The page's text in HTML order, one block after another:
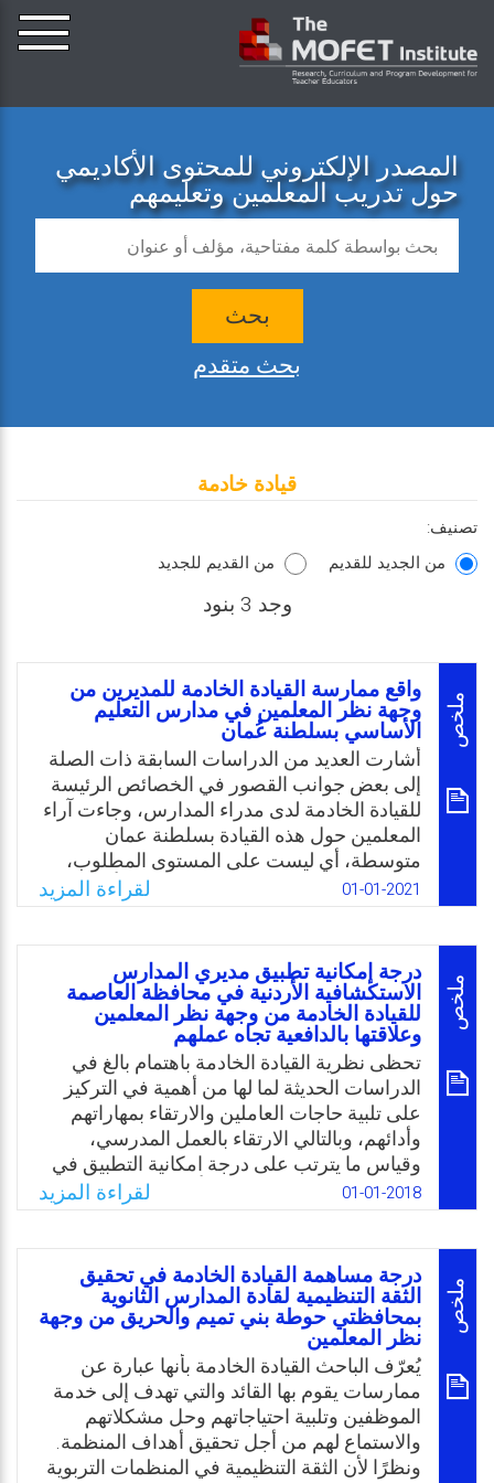
المصدر الإلكتروني للمحتوى الأكاديمي
حول تدريب المعلمين وتعليمهم
بحث
بحث متقدم
قيادة خادمة
تصنيف:
من الجديد للقديم
من القديم للجديد
وجد 3 بنود
ملخص
واقع ممارسة القيادة الخادمة للمديرين من
وجهة نظر المعلمين في مدارس التعليم
الأساسي بسلطنة عُمان
أشارت العديد من الدراسات السابقة ذات الصلة
إلى بعض جوانب القصور في الخصائص الرئيسة
للقيادة الخادمة لدى مدراء المدارس، وجاءت آراء
المعلمين حول هذه القيادة بسلطنة عمان
متوسطة، أي ليست على المستوى المطلوب،
وتحتاج إلى المزيد من التحسين. وتبين بأن
المعلمين يشعرون بالرضا عن وظائفهم من حيث
عملية الترقية، وطبيعة العمل، والإشراف. وينظر
المعلمون إلى وجود عوامل تنظيمية مثل
الإشراف على التنظيم والحكمة لكونها عوامل
أكثر أهمية من العوامل البشرية مثل التلاحم
العاطفي والدعوة للإيثار. وهذا يشير إلى أن
تحسين نظام هو أولوية، ويجب أن تكون له
الأسبقية على الاحتياجات البشرية، وعليه جاءت
هذه الدراسة لمعرفة واقع ممارسات مديري
مدارس التعليم الأساسي لأبعاد القيادة الخادمة
في سلطنة عمان.
WhatsApp
Facebook
Twitter
Email
01-01-2021 لقراءة المزيد
ملخص
درجة إمكانية تطبيق مديري المدارس
الاستكشافية الأردنية في محافظة العاصمة
للقيادة الخادمة من وجهة نظر المعلمين
وعلاقتها بالدافعية تجاه عملهم
تحظى نظرية القيادة الخادمة باهتمام بالغ في
الدراسات الحديثة لما لها من أهمية في التركيز
على تلبية حاجات العاملين والارتقاء بمهاراتهم
وأدائهم، وبالتالي الارتقاء بالعمل المدرسي،
وقياس ما يترتب على درجة امكانية التطبيق في
زيادة الدافعية. يضاف لذلك بأن الدراسات التي
أجريت عالميًا وعربيًا لاختبار نظرية القيادة
الخادمة في المؤسسات التربوية محدودة، وعليه
يؤمل بأن تسهم هذه الدراسة في التعرف على
نمط حديث للقيادة يساعد في إيجاد بيئة محفزة
وناهضة بالعمل. و عليه، تتمثل مشكلة الدراسة
في محاولة استقصاء درجة امكانية تطبيق مديري
المدارس الاستكشافية في محافظة العاصمة
الأردنية للقيادة الخادمة من وجهة نظر معلميها
وعلاقتها بالدافعية نحو عملهم.
WhatsApp
Facebook
Twitter
Email
01-01-2018 لقراءة المزيد
ملخص
درجة مساهمة القيادة الخادمة في تحقيق
الثقة التنظيمية لقادة المدارس الثانوية
بمحافظتي حوطة بني تميم والحريق من وجهة
نظر المعلمين
يُعرّف الباحث القيادة الخادمة بأنها عبارة عن
ممارسات يقوم بها القائد والتي تهدف إلى خدمة
الموظفين وتلبية احتياجاتهم وحل مشكلاتهم
والاستماع لهم من أجل تحقيق أهداف المنظمة.
ونظرًا لأن الثقة التنظيمية في المنظمات التربوية